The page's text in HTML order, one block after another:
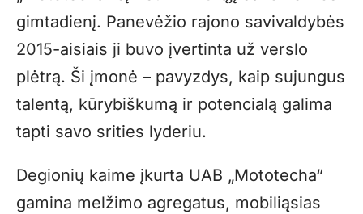
gimtadienį. Panevėžio rajono savivaldybės
2015-aisiais ji buvo įvertinta už verslo
plėtrą. Ši įmonė – pavyzdys, kaip sujungus
talentą, kūrybiškumą ir potencialą galima
tapti savo srities lyderiu.
Degionių kaime įkurta UAB „Mototecha“
gamina melžimo agregatus, mobiliąsias